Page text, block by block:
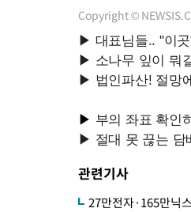
Copyright ©
관련기사
27만전자·165만닉